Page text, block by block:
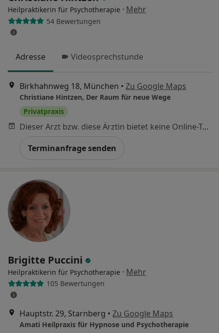
Heilpraktikerin für Psychotherapie · Mehr
54 Bewertungen
Adresse Videosprechstunde
Birkhahnweg 18, München • Zu Google Maps
Christiane Hintzen, Der Raum für neue Wege
Privatpraxis
Dieser Arzt bzw. diese Ärztin bietet keine Online-Terminbuchung an diesem Standort an.
Terminanfrage senden
Brigitte Puccini
Heilpraktikerin für Psychotherapie · Mehr
105 Bewertungen
Hauptstr. 29, Starnberg • Zu Google Maps
Amati Heilpraxis für Hypnose und Psychotherapie